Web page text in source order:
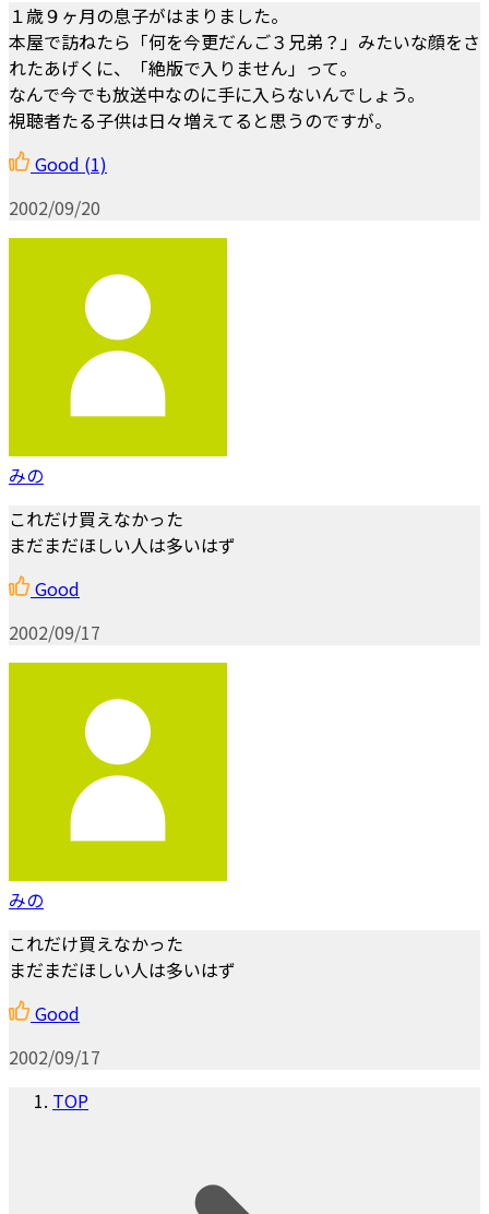
１歳９ヶ月の息子がはまりました。
本屋で訪ねたら「何を今更だんご３兄弟？」みたいな顔をさ
れたあげくに、「絶版で入りません」って。
なんで今でも放送中なのに手に入らないんでしょう。
視聴者たる子供は日々増えてると思うのですが。
Good (1)
2002/09/20
みの
これだけ買えなかった
まだまだほしい人は多いはず
Good
2002/09/17
みの
これだけ買えなかった
まだまだほしい人は多いはず
Good
2002/09/17
TOP